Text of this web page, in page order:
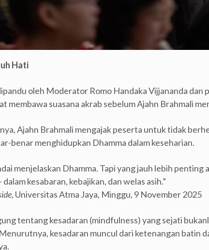
Hati
oleh Moderator Romo Handaka Vijjananda dan
membawa suasana akrab sebelum Ajahn Brahmali
Ajahn Brahmali mengajak peserta untuk tidak
benar menghidupkan Dhamma dalam keseharian.
menjelaskan Dhamma. Tapi yang jauh lebih penting
kesabaran, kebajikan, dan welas asih.”
, Universitas Atma Jaya, Minggu, 9 November 2025
tentang kesadaran (mindfulness) yang sejati
kesadaran muncul dari ketenangan batin